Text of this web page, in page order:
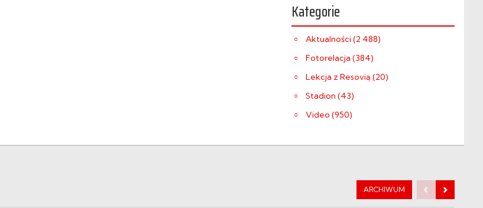
Kategorie
Aktualności (2 488)
Fotorelacja (384)
Lekcja z Resovią (20)
Stadion (43)
Video (950)
ARCHIWUM